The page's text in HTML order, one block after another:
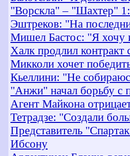
"Ворскла" – "Шахтер"
Эштреков: "На
Мишел Бастос: "Я хочу
Халк продлил
Микколи хочет
Кьеллини: "Не
"Анжи" начал борьбу с
Агент Майкона
Тетрадзе: "Создали
Представитель
Ибсону